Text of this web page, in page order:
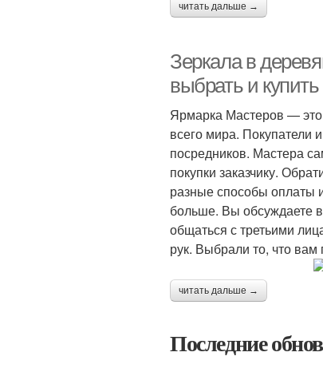
читать дальше →
Зеркала в
выбрать и купить
Ярмарка Мастеров —
всего мира. Покупатели
посредников. Мастера
покупки заказчику.
разные способы оплаты
больше. Вы обсуждаете
общаться с третьими
рук. Выбрали то, что вам
читать дальше →
Последние